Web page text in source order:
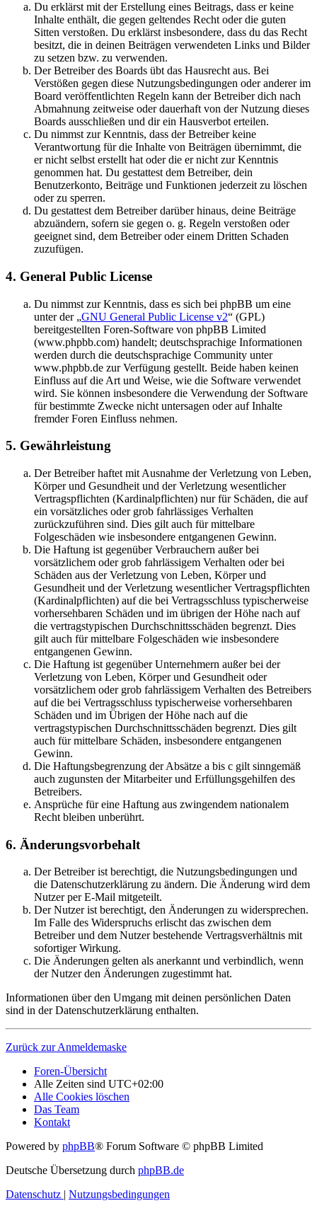
Du erklärst mit der Erstellung eines Beitrags, dass er keine
Inhalte enthält, die gegen geltendes Recht oder die guten
Sitten verstoßen. Du erklärst insbesondere, dass du das Recht
besitzt, die in deinen Beiträgen verwendeten Links und Bilder
zu setzen bzw. zu verwenden.
Der Betreiber des Boards übt das Hausrecht aus. Bei
Verstößen gegen diese Nutzungsbedingungen oder anderer im
Board veröffentlichten Regeln kann der Betreiber dich nach
Abmahnung zeitweise oder dauerhaft von der Nutzung dieses
Boards ausschließen und dir ein Hausverbot erteilen.
Du nimmst zur Kenntnis, dass der Betreiber keine
Verantwortung für die Inhalte von Beiträgen übernimmt, die
er nicht selbst erstellt hat oder die er nicht zur Kenntnis
genommen hat. Du gestattest dem Betreiber, dein
Benutzerkonto, Beiträge und Funktionen jederzeit zu löschen
oder zu sperren.
Du gestattest dem Betreiber darüber hinaus, deine Beiträge
abzuändern, sofern sie gegen o. g. Regeln verstoßen oder
geeignet sind, dem Betreiber oder einem Dritten Schaden
zuzufügen.
4. General Public License
Du nimmst zur Kenntnis, dass es sich bei phpBB um eine
unter der „GNU General Public License v2“ (GPL)
bereitgestellten Foren-Software von phpBB Limited
(www.phpbb.com) handelt; deutschsprachige Informationen
werden durch die deutschsprachige Community unter
www.phpbb.de zur Verfügung gestellt. Beide haben keinen
Einfluss auf die Art und Weise, wie die Software verwendet
wird. Sie können insbesondere die Verwendung der Software
für bestimmte Zwecke nicht untersagen oder auf Inhalte
fremder Foren Einfluss nehmen.
5. Gewährleistung
Der Betreiber haftet mit Ausnahme der Verletzung von Leben,
Körper und Gesundheit und der Verletzung wesentlicher
Vertragspflichten (Kardinalpflichten) nur für Schäden, die auf
ein vorsätzliches oder grob fahrlässiges Verhalten
zurückzuführen sind. Dies gilt auch für mittelbare
Folgeschäden wie insbesondere entgangenen Gewinn.
Die Haftung ist gegenüber Verbrauchern außer bei
vorsätzlichem oder grob fahrlässigem Verhalten oder bei
Schäden aus der Verletzung von Leben, Körper und
Gesundheit und der Verletzung wesentlicher Vertragspflichten
(Kardinalpflichten) auf die bei Vertragsschluss typischerweise
vorhersehbaren Schäden und im übrigen der Höhe nach auf
die vertragstypischen Durchschnittsschäden begrenzt. Dies
gilt auch für mittelbare Folgeschäden wie insbesondere
entgangenen Gewinn.
Die Haftung ist gegenüber Unternehmern außer bei der
Verletzung von Leben, Körper und Gesundheit oder
vorsätzlichem oder grob fahrlässigem Verhalten des Betreibers
auf die bei Vertragsschluss typischerweise vorhersehbaren
Schäden und im Übrigen der Höhe nach auf die
vertragstypischen Durchschnittsschäden begrenzt. Dies gilt
auch für mittelbare Schäden, insbesondere entgangenen
Gewinn.
Die Haftungsbegrenzung der Absätze a bis c gilt sinngemäß
auch zugunsten der Mitarbeiter und Erfüllungsgehilfen des
Betreibers.
Ansprüche für eine Haftung aus zwingendem nationalem
Recht bleiben unberührt.
6. Änderungsvorbehalt
Der Betreiber ist berechtigt, die Nutzungsbedingungen und
die Datenschutzerklärung zu ändern. Die Änderung wird dem
Nutzer per E-Mail mitgeteilt.
Der Nutzer ist berechtigt, den Änderungen zu widersprechen.
Im Falle des Widerspruchs erlischt das zwischen dem
Betreiber und dem Nutzer bestehende Vertragsverhältnis mit
sofortiger Wirkung.
Die Änderungen gelten als anerkannt und verbindlich, wenn
der Nutzer den Änderungen zugestimmt hat.
Informationen über den Umgang mit deinen persönlichen Daten
sind in der Datenschutzerklärung enthalten.
Zurück zur Anmeldemaske
Foren-Übersicht
Alle Zeiten sind UTC+02:00
Alle Cookies löschen
Das Team
Kontakt
Powered by phpBB® Forum Software © phpBB Limited
Deutsche Übersetzung durch phpBB.de
Datenschutz | Nutzungsbedingungen